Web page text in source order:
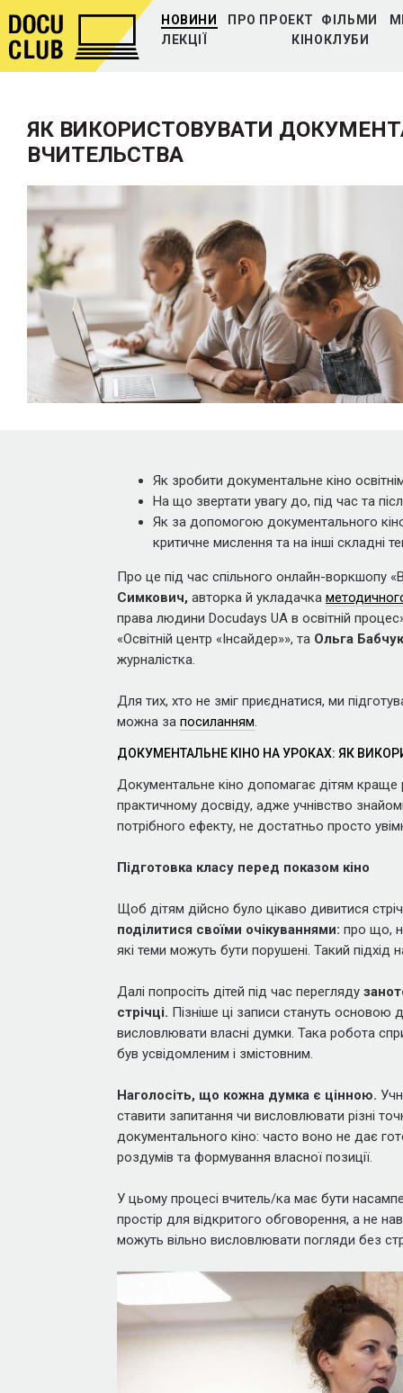
НОВИНИ ПРО ПРОЕКТ ФІЛЬМИ
ЛЕКЦІЇ
КІНОКЛУБИ
ЯК ВИКОРИСТОВУВАТИ
ВЧИТЕЛЬСТВА
Як зробити документальне кіно
На що звертати увагу до, під час та
Як за допомогою документального
критичне мислення та на інші складні
Про це під час спільного онлайн-воркшопу
Симкович, авторка й укладачка
права людини Docudays UA в освітній
«Освітній центр «Інсайдер»», та Ольга
журналістка.
Для тих, хто не зміг приєднатися, ми
можна за посиланням.
ДОКУМЕНТАЛЬНЕ КІНО НА УРОКАХ: ЯК
Документальне кіно допомагає дітям краще
практичному досвіду, адже учнівство
потрібного ефекту, не достатньо просто
Підготовка класу перед показом кіно
Щоб дітям дійсно було цікаво дивитися
поділитися своїми очікуваннями: про що,
які теми можуть бути порушені. Такий підхід
Далі попросіть дітей під час перегляду
стрічці. Пізніше ці записи стануть
висловлювати власні думки. Така робота
був усвідомленим і змістовним.
Наголосіть, що кожна думка є цінною.
ставити запитання чи висловлювати різні
документального кіно: часто воно не дає
роздумів та формування власної позиції.
У цьому процесі вчитель/ка має бути
простір для відкритого обговорення, а не
можуть вільно висловлювати погляди без